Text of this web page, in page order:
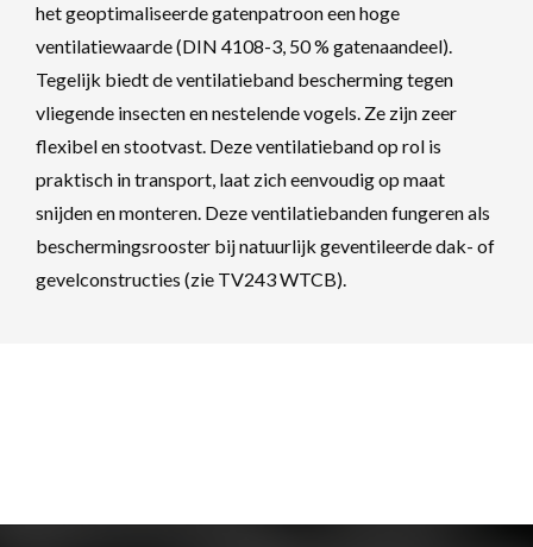
het geoptimaliseerde gatenpatroon een hoge
ventilatiewaarde (DIN 4108-3, 50 % gatenaandeel).
Tegelijk biedt de ventilatieband bescherming tegen
vliegende insecten en nestelende vogels. Ze zijn zeer
flexibel en stootvast. Deze ventilatieband op rol is
praktisch in transport, laat zich eenvoudig op maat
snijden en monteren. Deze ventilatiebanden fungeren als
beschermingsrooster bij natuurlijk geventileerde dak- of
gevelconstructies (zie TV243 WTCB).